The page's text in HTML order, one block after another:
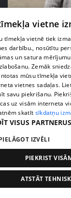
pirms 1 nedēļas, 1
Melleņu zelta
cenu?
409. epizode
vietne
tīmekļa vietnē tiek
darbību., nosūtītu
un satura
Zemāk
mūsu tīmekļa
vietnes sadaļas.
savu piekrišanu.
uz visām interneta
skatīt sīkdatņu
VISUS PARTNERUS
IZVĒLI
PIEKRIST
ATSTĀT